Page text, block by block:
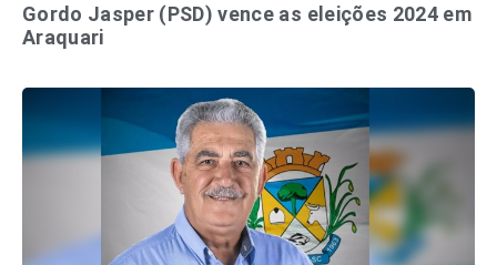
Gordo Jasper (PSD) vence as eleições 2024 em
Araquari